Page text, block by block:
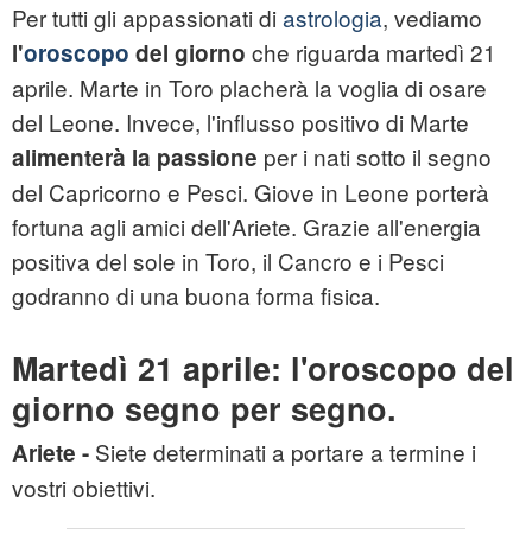
Per tutti gli appassionati di astrologia, vediamo
l'oroscopo del giorno che riguarda martedì 21
aprile. Marte in Toro placherà la voglia di osare
del Leone. Invece, l'influsso positivo di Marte
alimenterà la passione per i nati sotto il segno
del Capricorno e Pesci. Giove in Leone porterà
fortuna agli amici dell'Ariete. Grazie all'energia
positiva del sole in Toro, il Cancro e i Pesci
godranno di una buona forma fisica.
Martedì 21 aprile: l'oroscopo del
giorno segno per segno.
Ariete - Siete determinati a portare a termine i
vostri obiettivi.